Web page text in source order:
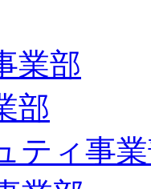
業部
部
ティ事